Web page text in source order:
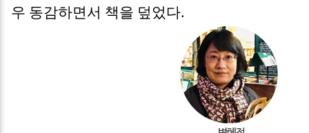
우 동감하면서 책을 덮었다.